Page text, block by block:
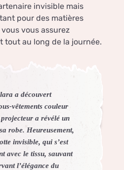
invisible mais
pour des matières
vous assurez
tout au long de la journée.
a découvert
vêtements couleur
a révélé un
robe. Heureusement,
invisible, qui s’est
avec le tissu, sauvant
l’élégance du